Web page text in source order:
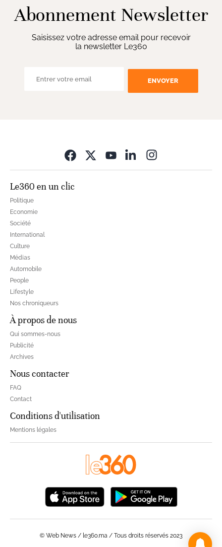
Abonnement Newsletter
Saisissez votre adresse email pour recevoir
la newsletter Le360
ENVOYER
Le360 en un clic
Politique
Economie
Société
International
Culture
Médias
Automobile
People
Lifestyle
Nos chroniqueurs
À propos de nous
Qui sommes-nous
Publicité
Archives
Nous contacter
FAQ
Contact
Conditions d'utilisation
Mentions légales
© Web News / le360.ma / Tous droits réservés 2023